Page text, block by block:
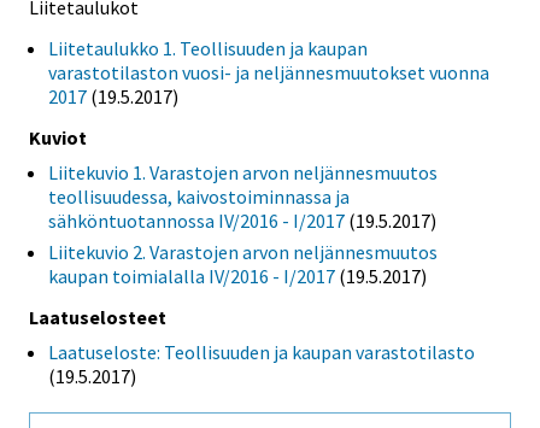
Liitetaulukot
Liitetaulukko 1. Teollisuuden ja kaupan
varastotilaston vuosi- ja neljännesmuutokset vuonna
2017 (19.5.2017)
Kuviot
Liitekuvio 1. Varastojen arvon neljännesmuutos
teollisuudessa, kaivostoiminnassa ja
sähköntuotannossa IV/2016 - I/2017 (19.5.2017)
Liitekuvio 2. Varastojen arvon neljännesmuutos
kaupan toimialalla IV/2016 - I/2017 (19.5.2017)
Laatuselosteet
Laatuseloste: Teollisuuden ja kaupan varastotilasto
(19.5.2017)